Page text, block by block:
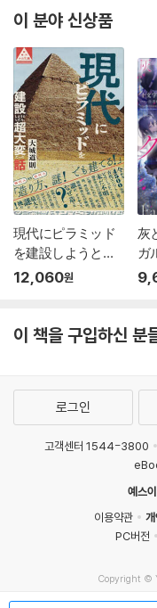
이 분야 신상품
現代にピラミッド
を建設しようとし
たら,超
12,060원
灰
ガ
이 책을 구입하신 분
로그인
고객센터 1544-3800
예스
이용약관
PC버전
Copyright ©